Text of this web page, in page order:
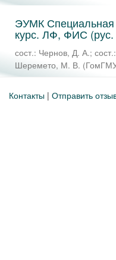
ЭУМК Специальная
курс. ЛФ, ФИС (рус.
сост.: Чернов, Д. А.;
Шеремето, М. В. (
Контакты | Отправить